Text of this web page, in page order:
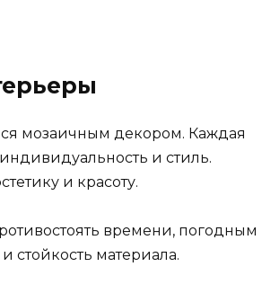
мозаичным декором. Каждая
и стиль.
и красоту.
времени, погодным
стойкость материала.